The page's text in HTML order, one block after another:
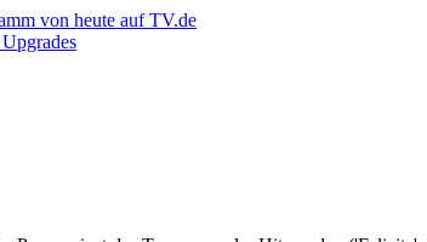
Upgrades